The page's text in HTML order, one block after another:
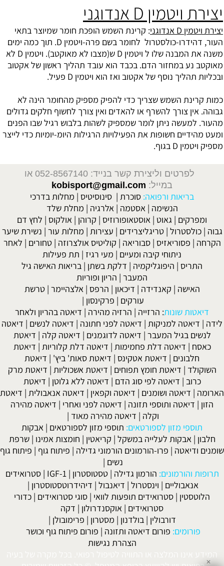
יצירת ויטמין D אנדוגני
יצירת ויטמין D אנדוגני
: קרינת השמש הופכת חומר שמיוצר בתאי
העור, דהידרו-כולסטרול
לחומר בשם פרה-ויטמין D. תוך כמה ימים
משנה את המבנה שלו ל ויטמין D ש(מצבו לא מאוקטב). ויטמין D לא
מאוקטב נע במחזור הדם. בכבד הוא עובד תהליך ראשון של אקטוב
ובכליות תהליך נוסף של אקטוב ואז הוא ויטמין D פעיל.
כמות קרינת השמש שצריך כדי להפיק מספיק מהחומר הינה לא
גבוהה. אין צורך להשרף או להאדים ואין צורך לחשוף חלקים גדולים
מהעור. למעשה ניתן לומר שמספיק לשהות בלבוש רגיל שבו הפנים
ומעט מהידיים חשופות את הפעילויות הרגילות היומ-יומיות כדי לייצר
מספיק ויטמין D בגוף.
לפרטים וליצירת קשר בנייד: 052-8567140
או
במייל: kobisport@gmail.com
בריאות ורפואה: סוכרת | סינוסיטיס | מחלות בדרכי
הנשימה | אסטמה | אלרגיה | מחלת שלד
ומפרקים | גאוט | אוסטאופורוזיס | קרוהן | אולקוס | לחץ דם
גבוה |כולסטרול |טריגליצרידים | עצירות | מחלות עור | נשירת שיער
הקרחה | פסוריאזיס |סבוריאה | קוליטיס אולצרוזה |טחורים | לאחר
ניתוחי קיבה ומעיים | מעי רגיז | תת פעילות
התריס | היפוגליקמיה | דלקת בשתן | בריאות האישה גיל
המעבר | הריון ופוריות
האישה | קאנדידה | דיכאון | הרפס | אלצהיימר |טרשת
עורקים | פרקינסון |
דיאטות שונות: הרזייה | הרזיה מהירה | דיאטה בהריון ולאחר
לידה | דיאטה למניקות | דיאטה לפני חתונה | דיאטה לנשים | דיאטה
לנשים בגיל המעבר | דיאטה לדוגמנים | דיאטה קלה | דיאטת
כאסח | דיאטה דלת פחמימות | דיאטה דלת קלוריות | דיאטת
חלבונים | דיאטת אטקינס | דיאטת סאות' ביץ' | דיאטת
השוקולד | דיאטת חומץ תפוחים | דיאטת אשכוליות | דיאטת מרק
כרוב | דיאטה לפי סוג הדם | דיאטה ללא גלוטן | דיאטת
הארומה | דיאטה ושומנים | דיאטה וקפאין | דיאטה אנאבולית | דיאטת
הזון | דיאטה ותוספי תזונה | דיאטה לפני ואחרי | דיאטה מהירה
וקלה | דיאטה מהירה מאוד |
תוספי מזון לספורטאים: תוספי מזון לספורטאים | אבקות
חלבון | אבקות לעלייה במשקל | קריאטין | חומצות אמינו |שרפת
שומנים ודיאטה | פרו-הורמונים הורמוני גדילה | פיתוח גוף | פיתוח גוף
נשים |
תרופות והורמונים: הורמון גדילה |טסטוסטרון |
IGF-1
|סטרואידים
אנאבוליים | וינסטרול | דיאנבול | דיהידרוטסטוסטרון |
הלוטסטין | סטרואידים תופעות לוואי | סוגי סטרואידים | כדורי
סטרואידים | אוקסנדרולון | דקה
דורבולין | בולדנון | מסטרון | פרימובולן |
פורומים: פורום דיאטה ותזונה | פורום פיתוח גוף וכושר
הצהרת נגישות
המידע אינו המלצה או התוויה לטיפול רפואי. בכל מקרה של בעיה
✕